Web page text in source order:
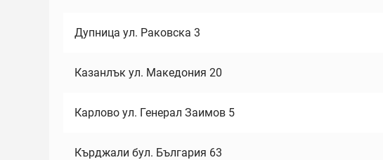
Дупница ул. Раковска 3
Казанлък ул. Македония 20
Карлово ул. Генерал Заимов 5
Кърджали бул. България 63